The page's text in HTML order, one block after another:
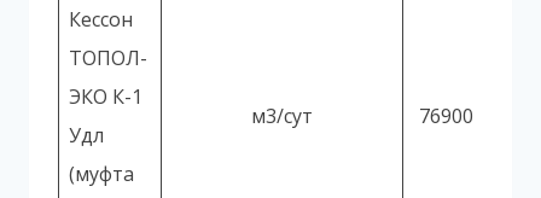
Кессон
ТОПОЛ-
ЭКО К-1
Удл
(муфта
м3/сут 76900